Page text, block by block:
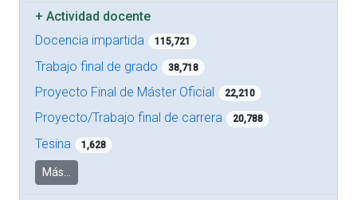
+Actividad docente
Docencia impartida
115,721
Trabajo final de grado 38,718
Proyecto Final de Máster Oficial 22,210
Proyecto/Trabajo final de carrera 20,788
Tesina 1,628
Más...